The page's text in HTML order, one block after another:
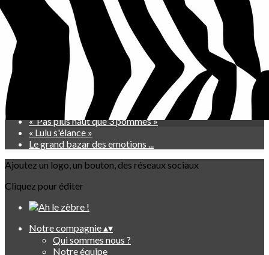
Exporter les lignes sélectionnées
Exporter toutes les colonnes
Exporter uniquement les colonnes affichées
Menu
>
« L'Ours, la Truite et la Banane »
« Les aventures du Pr Kompost »
« Pas plus haut que 3 pommes »
« Lulu s'élance »
Le grand bazar des emotions ...
Ajoutez un logo, un bouton, des réseaux sociaux
Cliquez pour éditer
Notre compagnie▴▾
Qui sommes nous ?
Notre équipe